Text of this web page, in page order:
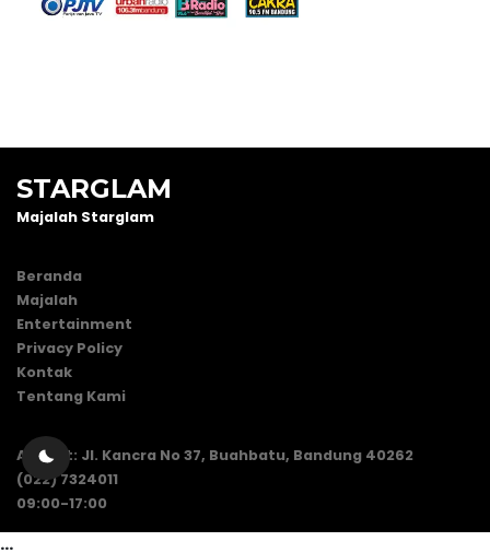
STARGLAM
Majalah Starglam
Beranda
Majalah
Entertainment
Privacy Policy
Kontak
Tentang Kami
Alamat: Jl. Kancra No 37, Buahbatu, Bandung 40262
(022) 7324011
09:00-17:00
...